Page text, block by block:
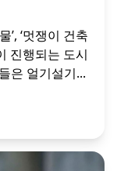
’, ‘멋쟁이 건축
진행되는 도시
은 얼기설기...